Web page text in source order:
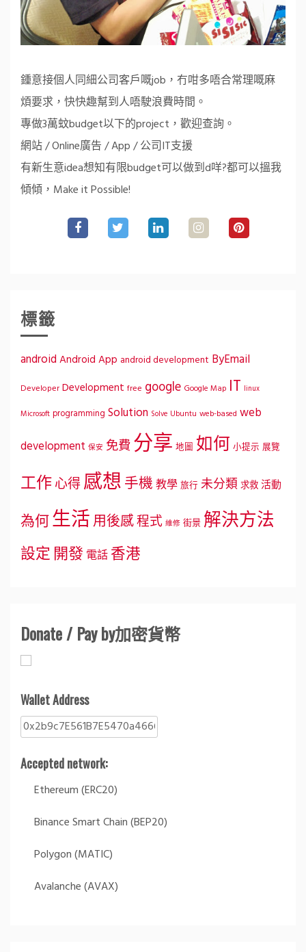
鍾意接個人同細公司客戶嘅job，冇咁多唔合常理嘅麻
煩要求，快快趣幫到人唔駛浪費時間。
專做3萬蚊budget以下的project，歡迎查詢。
網站 / Online廣告 / App / 公司IT支援
有新生意idea想知有限budget可以做到d咩?都可以搵我
傾傾，Make it Possible!
標籤
android Android App android development ByEmail
Developer Development free google Google Map IT linux
Microsoft programming Solution Solve Ubuntu web-based web
development 保安 免費分享 地圖 如何 小提示 展覽
工作心得感想手機教學 旅行 未分類求救活動
為何生活用後感程式 維修 街景 解決方法
設定 開發電話香港
Donate / Pay by加密貨幣
Wallet Address
Accepted network:
Ethereum (ERC20)
Binance Smart Chain (BEP20)
Polygon (MATIC)
Avalanche (AVAX)